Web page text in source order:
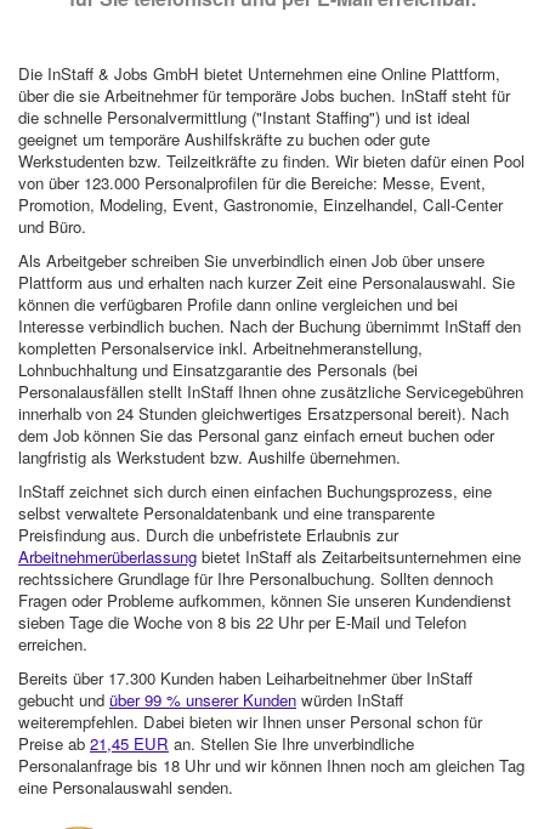
Die InStaff & Jobs GmbH bietet Unternehmen eine Online Plattform,
über die sie Arbeitnehmer für temporäre Jobs buchen. InStaff steht für
die schnelle Personalvermittlung ("Instant Staffing") und ist ideal
geeignet um temporäre Aushilfskräfte zu buchen oder gute
Werkstudenten bzw. Teilzeitkräfte zu finden. Wir bieten dafür einen Pool
von über 123.000 Personalprofilen für die Bereiche: Messe, Event,
Promotion, Modeling, Event, Gastronomie, Einzelhandel, Call-Center
und Büro.
Als Arbeitgeber schreiben Sie unverbindlich einen Job über unsere
Plattform aus und erhalten nach kurzer Zeit eine Personalauswahl. Sie
können die verfügbaren Profile dann online vergleichen und bei
Interesse verbindlich buchen. Nach der Buchung übernimmt InStaff den
kompletten Personalservice inkl. Arbeitnehmeranstellung,
Lohnbuchhaltung und Einsatzgarantie des Personals (bei
Personalausfällen stellt InStaff Ihnen ohne zusätzliche Servicegebühren
innerhalb von 24 Stunden gleichwertiges Ersatzpersonal bereit). Nach
dem Job können Sie das Personal ganz einfach erneut buchen oder
langfristig als Werkstudent bzw. Aushilfe übernehmen.
InStaff zeichnet sich durch einen einfachen Buchungsprozess, eine
selbst verwaltete Personaldatenbank und eine transparente
Preisfindung aus. Durch die unbefristete Erlaubnis zur
Arbeitnehmerüberlassung bietet InStaff als Zeitarbeitsunternehmen eine
rechtssichere Grundlage für Ihre Personalbuchung. Sollten dennoch
Fragen oder Probleme aufkommen, können Sie unseren Kundendienst
sieben Tage die Woche von 8 bis 22 Uhr per E-Mail und Telefon
erreichen.
Bereits über 17.300 Kunden haben Leiharbeitnehmer über InStaff
gebucht und über 99 % unserer Kunden würden InStaff
weiterempfehlen. Dabei bieten wir Ihnen unser Personal schon für
Preise ab 21,45 EUR an. Stellen Sie Ihre unverbindliche
Personalanfrage bis 18 Uhr und wir können Ihnen noch am gleichen Tag
eine Personalauswahl senden.